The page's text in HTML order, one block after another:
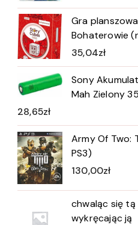
Gra
Bohaterowie
35,04zł
Sony
Mah Zielony
28,65zł
Army Of Two:
PS3)
130,00zł
chwaląc się tą
wykręcając ją